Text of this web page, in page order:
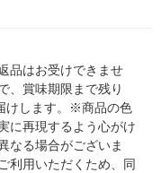
品はお受けできませ
、賞味期限まで残り
けします。※商品の色
に再現するよう心がけ
なる場合がございま
利用いただくため、同